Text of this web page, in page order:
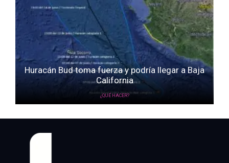
Huracán Bud toma fuerza y podría llegar a Baja
California
¿QUÉ HACER?